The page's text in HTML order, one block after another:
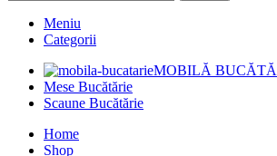
Meniu
Categorii
MOBILĂ
Mese Bucătărie
Scaune Bucătărie
Home
Shop